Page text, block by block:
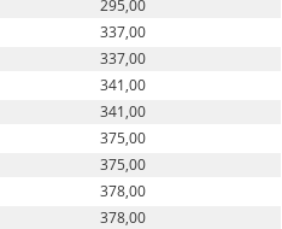
295,00
337,00
337,00
341,00
341,00
375,00
375,00
378,00
378,00